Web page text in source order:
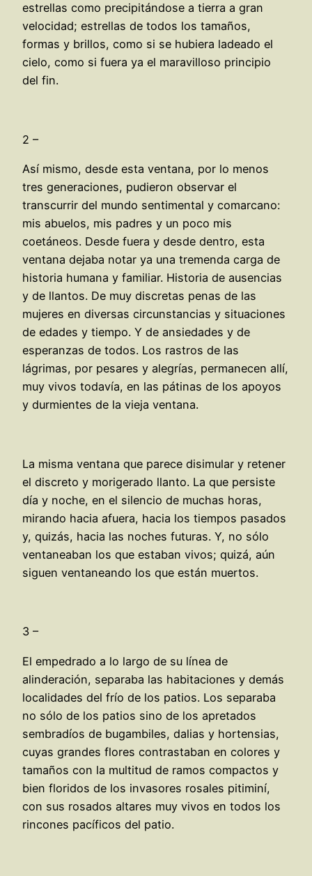
estrellas como precipitándose a tierra a gran
velocidad; estrellas de todos los tamaños,
formas y brillos, como si se hubiera ladeado el
cielo, como si fuera ya el maravilloso principio
del fin.
2 –
Así mismo, desde esta ventana, por lo menos
tres generaciones, pudieron observar el
transcurrir del mundo sentimental y comarcano:
mis abuelos, mis padres y un poco mis
coetáneos. Desde fuera y desde dentro, esta
ventana dejaba notar ya una tremenda carga de
historia humana y familiar. Historia de ausencias
y de llantos. De muy discretas penas de las
mujeres en diversas circunstancias y situaciones
de edades y tiempo. Y de ansiedades y de
esperanzas de todos. Los rastros de las
lágrimas, por pesares y alegrías, permanecen allí,
muy vivos todavía, en las pátinas de los apoyos
y durmientes de la vieja ventana.
La misma ventana que parece disimular y retener
el discreto y morigerado llanto. La que persiste
día y noche, en el silencio de muchas horas,
mirando hacia afuera, hacia los tiempos pasados
y, quizás, hacia las noches futuras. Y, no sólo
ventaneaban los que estaban vivos; quizá, aún
siguen ventaneando los que están muertos.
3 –
El empedrado a lo largo de su línea de
alinderación, separaba las habitaciones y demás
localidades del frío de los patios. Los separaba
no sólo de los patios sino de los apretados
sembradíos de bugambiles, dalias y hortensias,
cuyas grandes flores contrastaban en colores y
tamaños con la multitud de ramos compactos y
bien floridos de los invasores rosales pitiminí,
con sus rosados altares muy vivos en todos los
rincones pacíficos del patio.